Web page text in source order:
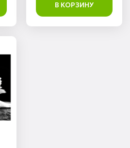
В КОРЗИНУ